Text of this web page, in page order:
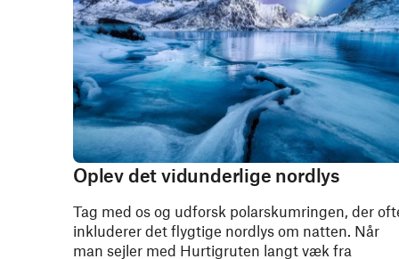
Oplev det vidunderlige nordlys
Tag med os og udforsk polarskumringen, der
inkluderer det flygtige nordlys om natten. Når
man sejler med Hurtigruten langt væk fra